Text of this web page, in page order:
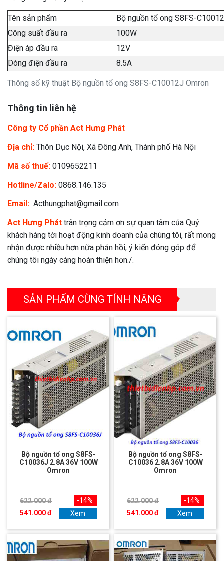
Thông số kỹ thuật Bộ nguồn tổ ong S8FS-C10012J Omron
Tên sản phẩm
Bộ nguồn tổ ong S8FS-
Công suất đầu ra
100W
Điện áp đầu ra
12V
Dòng điện đầu ra
8.5A
Thông tin liên hệ
Công ty Cổ phần Act Hưng Phát
Địa chỉ: Thôn Dục Nội, Xã Đông Anh, Thành phố Hà Nội
Mã số thuế: 0109652211
Hotline/Zalo: 0868.146.135
Email: Acthungphat@gmail.com
Act Hưng Phát trân trọng cảm ơn sự quan tâm của Quý
khách hàng tới hoạt động kinh doanh của chúng tôi, rất mong
nhận được nhiều hơn nữa phản hồi, ý kiến đóng góp để
chúng tôi ngày càng hoàn thiện hơn./.
SẢN PHẨM CÙNG TÍNH NĂNG
Bộ nguồn tổ ong S8FS-
C10036J 2.8A 36V 100W
Omron
622.000 đ
541.000 đ
-14%
Xem
Bộ nguồn tổ ong S8FS-
C10036 2.8A 36V 100W
Omron
622.000 đ
541.000 đ
-14%
Xem